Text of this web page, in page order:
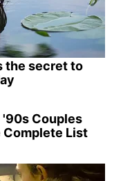
the secret to
'90s Couples
Complete List